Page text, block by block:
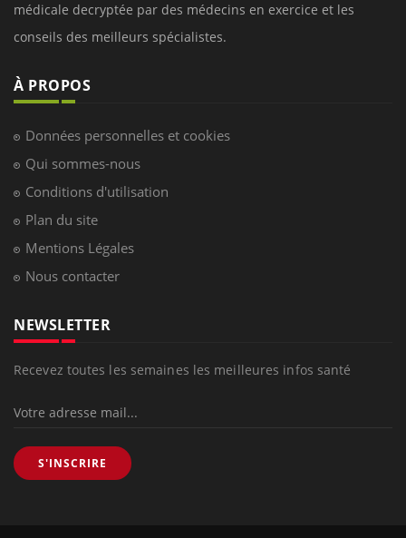
médicale decryptée par des médecins en exercice et les
conseils des meilleurs spécialistes.
À PROPOS
Données personnelles et cookies
Qui sommes-nous
Conditions d'utilisation
Plan du site
Mentions Légales
Nous contacter
NEWSLETTER
Recevez toutes les semaines les meilleures infos santé
S'INSCRIRE